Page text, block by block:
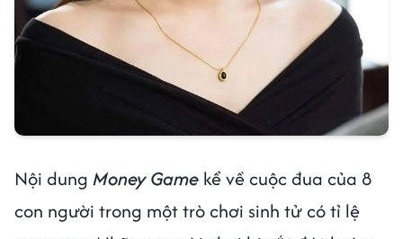
Nội dung Money Game kể về cuộc đua của 8
con người trong một trò chơi sinh tử có tỉ lệ